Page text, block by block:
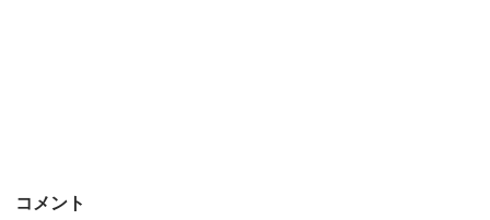
コメント